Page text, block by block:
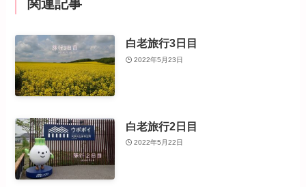
関連記事
白老旅行3日目
2022年5月23日
白老旅行2日目
2022年5月22日